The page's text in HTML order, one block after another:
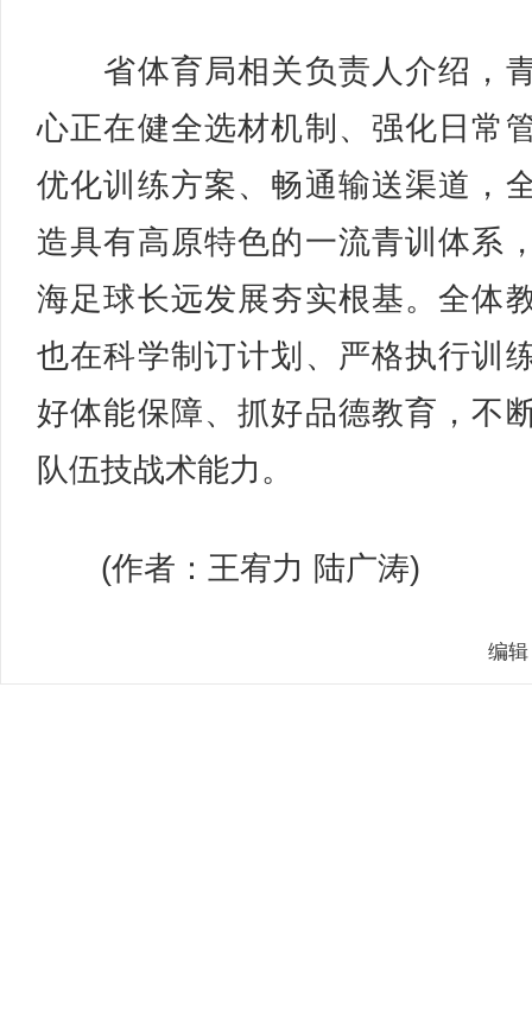
省体育局相关负责人介绍，
心正在健全选材机制、强化日常
优化训练方案、畅通输送渠道，
造具有高原特色的一流青训体系
海足球长远发展夯实根基。全体
也在科学制订计划、严格执行训
好体能保障、抓好品德教育，不
队伍技战术能力。
(作者：王宥力 陆广涛)
编